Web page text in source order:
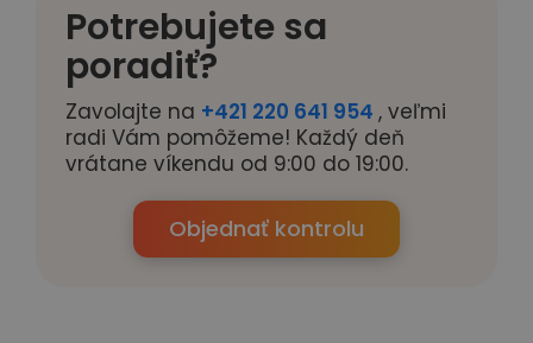
Potrebujete sa
poradiť?
Zavolajte na +421 220 641 954 , veľmi
radi Vám pomôžeme! Každý deň
vrátane víkendu od 9:00 do 19:00.
Objednať kontrolu